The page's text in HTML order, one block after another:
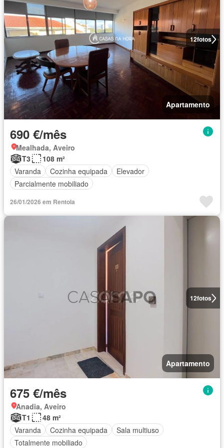
12fotos
Apartamento
690 €/mês
Mealhada, Aveiro
T3
108 m²
Varanda
Cozinha equipada
Elevador
Parcialmente mobiliado
26/01/2026 em Rentola
12fotos
Apartamento
675 €/mês
Anadia, Aveiro
T1
48 m²
Varanda
Cozinha equipada
Sala multiuso
Totalmente mobiliado